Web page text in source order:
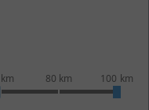
80 km 100 km